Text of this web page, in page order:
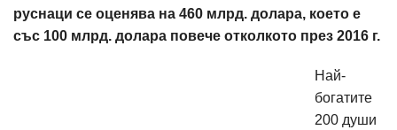
руснаци се оценява на 460 млрд. долара, което е
със 100 млрд. долара повече отколкото през 2016 г.
Най-
богатите
200 души